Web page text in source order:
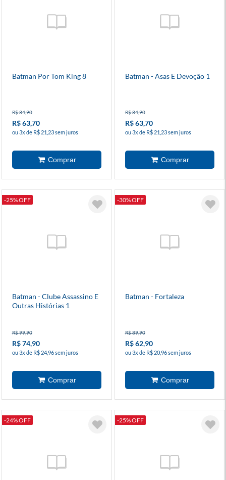
Batman Por Tom King 8
R$ 84,90
R$ 63,70
ou 3x de R$ 21,23 sem juros
Batman - Asas E Devoção 1
R$ 84,90
R$ 63,70
ou 3x de R$ 21,23 sem juros
-25% OFF
Batman - Clube Assassino E
Outras Histórias 1
R$ 99,90
R$ 74,90
ou 3x de R$ 24,96 sem juros
-30% OFF
Batman - Fortaleza
R$ 89,90
R$ 62,90
ou 3x de R$ 20,96 sem juros
-24% OFF -25% OFF